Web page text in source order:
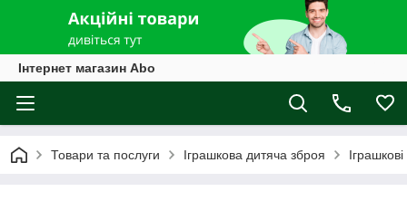
Інтернет магазин Abo
Товари та послуги Іграшкова дитяча зброя